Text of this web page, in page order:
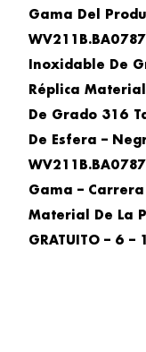
Gama Del
Inoxidable De
Réplica
De Grado 316
De Esfera –
Gama –
Material De La
GRATUITO – 6